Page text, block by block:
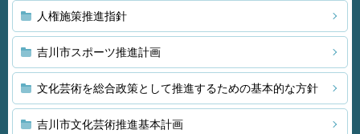
人権施策推進指針
吉川市スポーツ推進計画
文化芸術を総合政策として推進するための基本的な方針
吉川市文化芸術推進基本計画